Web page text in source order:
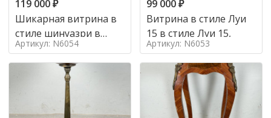
119 000₽
Шикарная витрина в
стиле шинуазри в
стиле шинуазри,
Артикул: N6054
99 000₽
Витрина в стиле Луи
15 в стиле Луи 15,
Артикул: N6053